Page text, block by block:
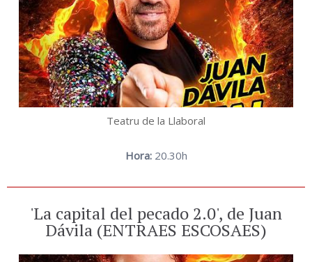
Teatru de la Llaboral
Hora:20.30h
'La capital del pecado 2.0', de Juan
Dávila (ENTRAES ESCOSAES)